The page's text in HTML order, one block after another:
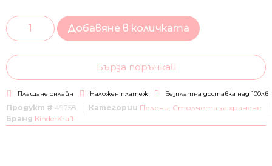
Добавяне в количката
Бърза поръчка
Плащане онлайн Наложен платеж Безплатна доставка над 100лв
Продукт # 49758 Категории Пелени, Столчета за хранене
Бранд KinderKraft